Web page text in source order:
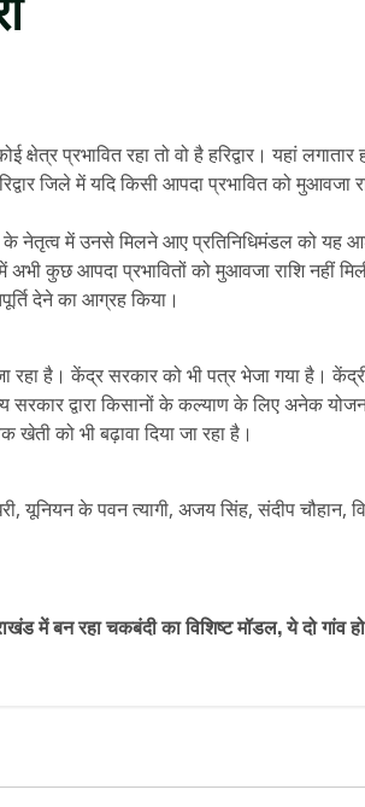
प्रभावित रहा तो वो है हरिद्वार। यहां लगातार
जिले में यदि किसी आपदा प्रभावित को मुआवजा
के नेतृत्व में उनसे मिलने आए प्रतिनिधिमंडल को यह
कुछ आपदा प्रभावितों को मुआवजा राशि नहीं
देने का आग्रह किया।
रहा है। केंद्र सरकार को भी पत्र भेजा गया है।
द्वारा किसानों के कल्याण के लिए अनेक
को भी बढ़ावा दिया जा रहा है।
यूनियन के पवन त्यागी, अजय सिंह, संदीप चौहान,
में बन रहा चकबंदी का विशिष्ट मॉडल, ये दो गांव